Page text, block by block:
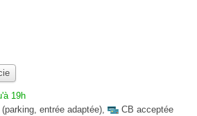
19h
(parking, entrée adaptée), CB acceptée